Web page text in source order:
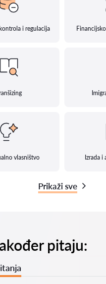
i regulacija
vlasništvo Izrada i
Prikaži sve
pitaju: